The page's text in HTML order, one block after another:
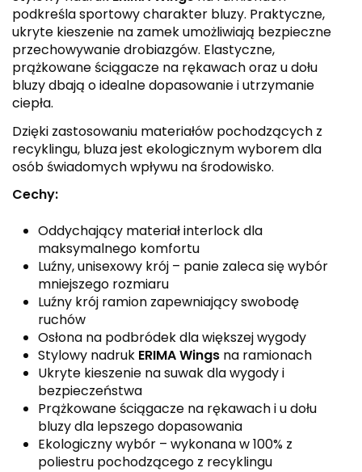
podkreśla sportowy charakter bluzy. Praktyczne,
ukryte kieszenie na zamek umożliwiają bezpieczne
przechowywanie drobiazgów. Elastyczne,
prążkowane ściągacze na rękawach oraz u dołu
bluzy dbają o idealne dopasowanie i utrzymanie
ciepła.
Dzięki zastosowaniu materiałów pochodzących z
recyklingu, bluza jest ekologicznym wyborem dla
osób świadomych wpływu na środowisko.
Cechy:
Oddychający materiał interlock dla
maksymalnego komfortu
Luźny, unisexowy krój – panie zaleca się wybór
mniejszego rozmiaru
Luźny krój ramion zapewniający swobodę
ruchów
Osłona na podbródek dla większej wygody
Stylowy nadruk ERIMA Wings na ramionach
Ukryte kieszenie na suwak dla wygody i
bezpieczeństwa
Prążkowane ściągacze na rękawach i u dołu
bluzy dla lepszego dopasowania
Ekologiczny wybór – wykonana w 100% z
poliestru pochodzącego z recyklingu